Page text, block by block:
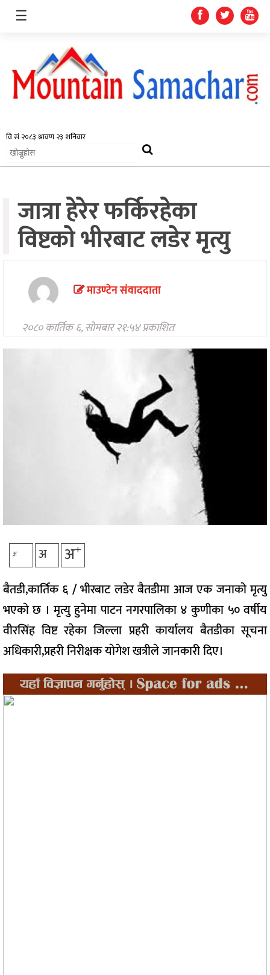
समाचार
प्रदेश
अर्थतन्त्र
स्वास्थ्य
मनोरन्जन
अन्तरवार्ता/
विचार
खेलकुद
☰
जात्रा हेरेर फर्किरहेका
विष्टकाे भीरबाट लडेर मृत्यु
माउण्टेन संवाददाता
२०८० कार्तिक ६, सोमबार २१:५४ प्रकाशित
अ- अ अ+
बैतडी,कार्तिक ६ /भीरबाट लडेर बैतडीमा आज एक जनाकाे मृत्यु
भएकाे छ । मृत्यु हुनेमा पाटन नगरपालिका ४ कुणीका ५० वर्षीय
वीरसिंह विष्ट रहेका जिल्ला प्रहरी कार्यालय बैतडीका सूचना
अधिकारी,प्रहरी निरीक्षक याेगेश खत्रीले जानकारी दिए।